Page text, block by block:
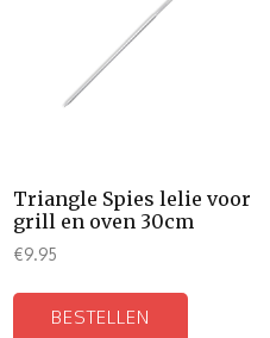
Triangle Spies lelie voor
grill en oven 30cm
€9.95
BESTELLEN